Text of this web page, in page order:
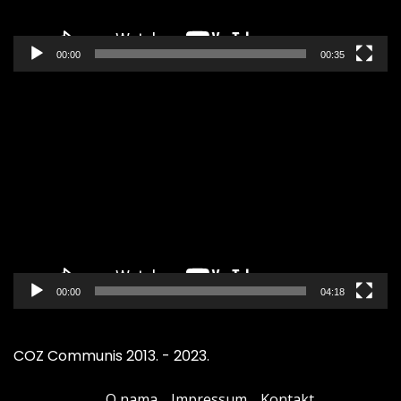
00:00 00:35
00:00 04:18
COZ Communis 2013. - 2023.